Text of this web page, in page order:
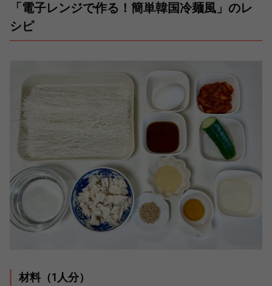
「電子レンジで作る！簡単韓国冷麺風」のレ
シピ
材料（1人分）